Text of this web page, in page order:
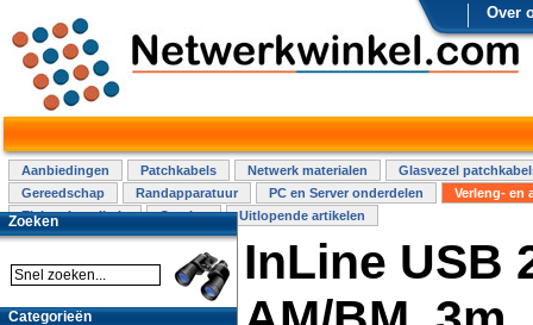
Over
Aanbiedingen Patchkabels Netwerk materialen
Glasvezel
Gereedschap
Randapparatuur PC en Server onderdelen
Verleng- en
Elektra installatie
Overige Uitlopende artikelen
InLine USB
Zoeken
Categorieën